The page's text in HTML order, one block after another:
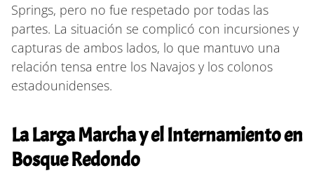
Springs, pero no fue respetado por todas las
partes. La situación se complicó con incursiones y
capturas de ambos lados, lo que mantuvo una
relación tensa entre los Navajos y los colonos
estadounidenses.
La Larga Marcha y el Internamiento en
Bosque Redondo